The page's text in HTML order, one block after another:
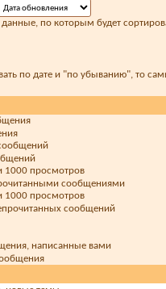
по которым будет
по дате и "по убыванию", то
сообщениями
сообщений